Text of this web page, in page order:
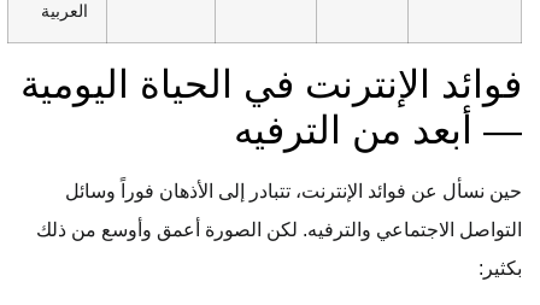
العربية
فوائد الإنترنت في الحياة اليومية
— أبعد من الترفيه
حين نسأل عن فوائد الإنترنت، تتبادر إلى الأذهان فوراً وسائل
التواصل الاجتماعي والترفيه. لكن الصورة أعمق وأوسع من ذلك
بكثير: